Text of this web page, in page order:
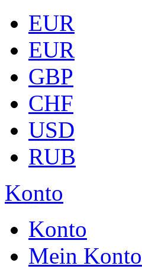
EUR
EUR
GBP
CHF
USD
RUB
Konto
Konto
Mein Konto